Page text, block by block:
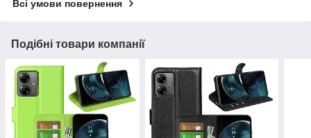
Всі умови повернення
Подібні товари компанії